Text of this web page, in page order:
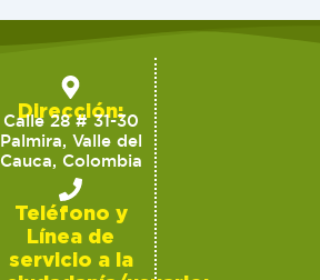
Dirección:
Calle 28 # 31-30
Palmira, Valle del
Cauca, Colombia
Teléfono y
Línea de
servicio a la